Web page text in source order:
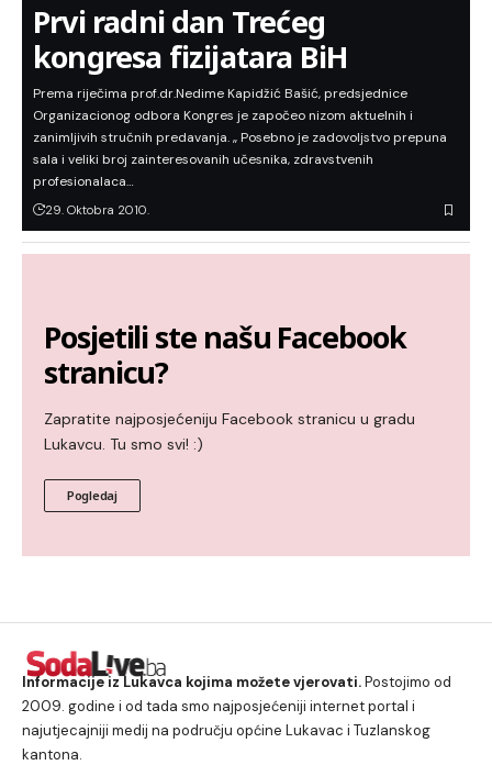
Prvi radni dan Trećeg
kongresa fizijatara BiH
Prema riječima prof.dr.Nedime Kapidžić Bašić, predsjednice
Organizacionog odbora Kongres je započeo nizom aktuelnih i
zanimljivih stručnih predavanja. „ Posebno je zadovoljstvo prepuna
sala i veliki broj zainteresovanih učesnika, zdravstvenih
profesionalaca…
29. Oktobra 2010.
Posjetili ste našu Facebook
stranicu?
Zapratite najposjećeniju Facebook stranicu u gradu
Lukavcu. Tu smo svi! :)
Pogledaj
Informacije iz Lukavca kojima možete vjerovati.Postojimo od
2009. godine i od tada smo najposjećeniji internet portal i
najutjecajniji medij na području općine Lukavac i Tuzlanskog
kantona.